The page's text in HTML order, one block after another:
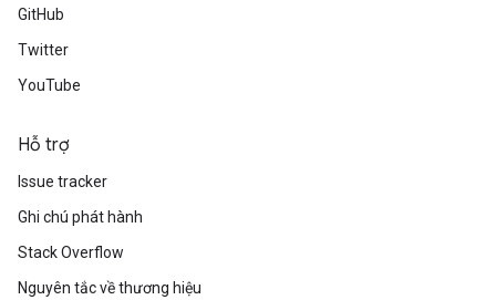
GitHub
Twitter
YouTube
Hỗ trợ
Issue tracker
Ghi chú phát hành
Stack Overflow
Nguyên tắc về thương hiệu